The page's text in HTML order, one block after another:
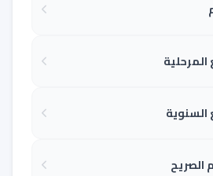
المرحلية
السنوية
الصريح